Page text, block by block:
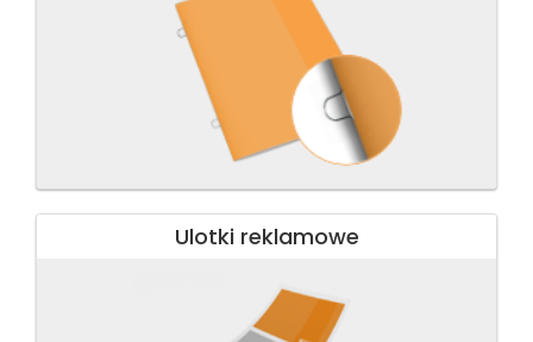
Ulotki reklamowe